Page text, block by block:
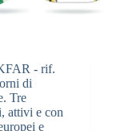
- rif.
di
Tre
attivi e con
e